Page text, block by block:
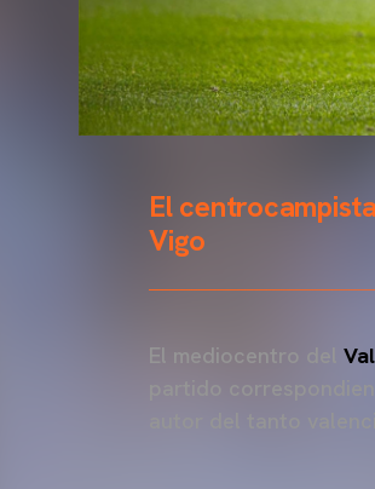
El
Vigo
El mediocentro del
partido